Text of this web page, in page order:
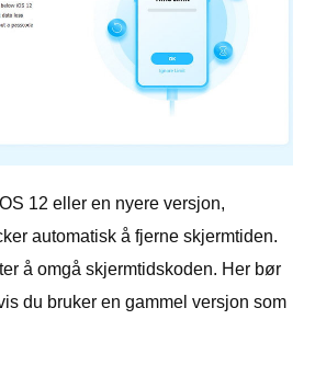
12 eller en nyere versjon,
automatisk å fjerne skjermtiden.
å omgå skjermtidskoden. Her bør
du bruker en gammel versjon som